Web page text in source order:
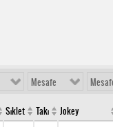
Mesafe
Sıklet Takı Jokey